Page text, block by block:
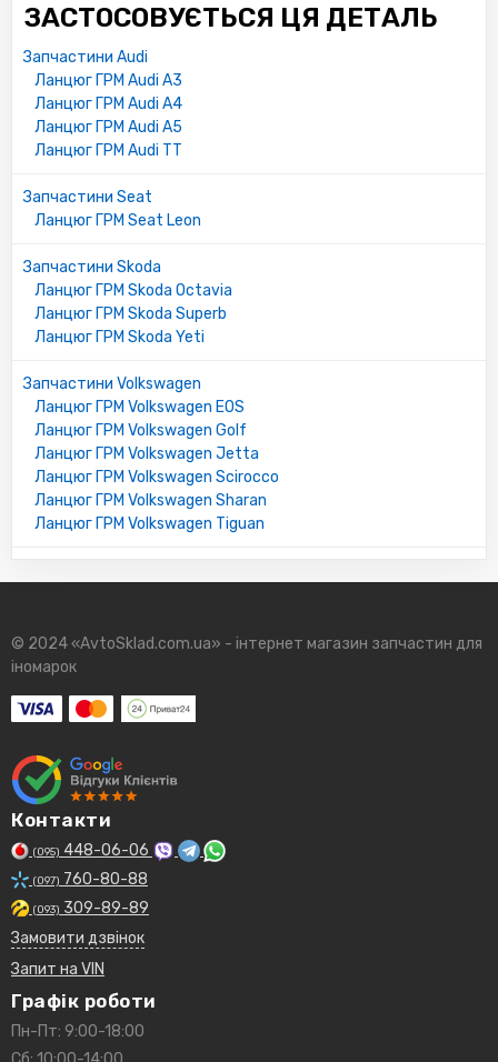
ЗАСТОСОВУЄТЬСЯ ЦЯ ДЕТАЛЬ
Запчастини Audi
Ланцюг ГРМ Audi A3
Ланцюг ГРМ Audi A4
Ланцюг ГРМ Audi A5
Ланцюг ГРМ Audi TT
Запчастини Seat
Ланцюг ГРМ Seat Leon
Запчастини Skoda
Ланцюг ГРМ Skoda Octavia
Ланцюг ГРМ Skoda Superb
Ланцюг ГРМ Skoda Yeti
Запчастини Volkswagen
Ланцюг ГРМ Volkswagen EOS
Ланцюг ГРМ Volkswagen Golf
Ланцюг ГРМ Volkswagen Jetta
Ланцюг ГРМ Volkswagen Scirocco
Ланцюг ГРМ Volkswagen Sharan
Ланцюг ГРМ Volkswagen Tiguan
© 2024 «AvtoSklad.com.ua» - інтернет магазин запчастин для
іномарок
Контакти
(095) 448-06-06
(097) 760-80-88
(093) 309-89-89
Замовити дзвінок
Запит на VIN
Графік роботи
Пн-Пт: 9:00-18:00